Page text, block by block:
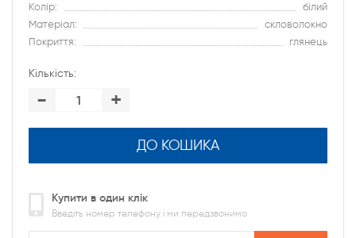
Колір:
білий
Матеріал:
скловолокно
Покриття:
глянець
Кількість:
- +
ДО КОШИКА
Купити в один клік
Введіть номер телефону і ми передзвонимо